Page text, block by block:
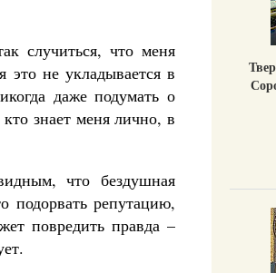
случиться, что меня
не укладывается в
даже подумать о
знает меня лично, в
что бездушная
подорвать репутацию,
повредить правда –